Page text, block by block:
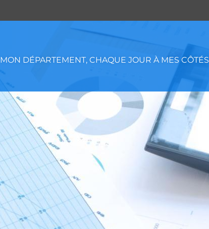
MON DÉPARTEMENT, CHAQUE JOUR À MES CÔTÉS